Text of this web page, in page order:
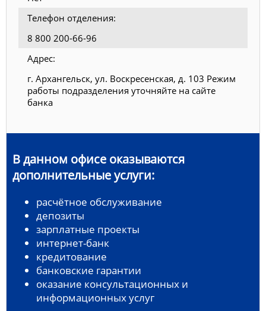
Телефон отделения:
8 800 200-66-96
Адрес:
г. Архангельск, ул. Воскресенская, д. 103 Режим
работы подразделения уточняйте на сайте
банка
В данном офисе оказываются
дополнительные услуги:
расчётное обслуживание
депозиты
зарплатные проекты
интернет-банк
кредитование
банковские гарантии
оказание консультационных и
информационных услуг